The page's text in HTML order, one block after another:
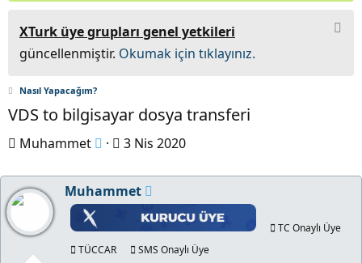
XTurk üye grupları genel yetkileri
güncellenmiştir. Okumak için tıklayınız.
Nasıl Yapacağım?
VDS to bilgisayar dosya transferi
K
n
b
u
Muhammet
B
ş
l
a
3 Nis 2020
Muhammet
TC Onaylı Üye
TÜCCAR
SMS Onaylı Üye